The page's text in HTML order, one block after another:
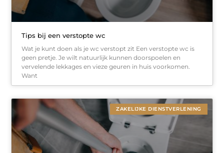
Tips bij een verstopte wc
Wat je kunt doen als je wc verstopt zit Een verstopte wc is
geen pretje. Je wilt natuurlijk kunnen doorspoelen en
vervelende lekkages en vieze geuren in huis voorkomen.
Want
ZAKELIJKE DIENSTVERLENING